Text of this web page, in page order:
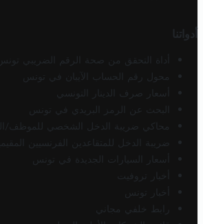
أدواتنا
أداة التحقق من صحة الرقم الضريبي تونس
محول رقم الحساب الآيبان في تونس
أسعار صرف الدينار التونسي
البحث عن الرمز البريدي في تونس
محاكي ضريبة الدخل الشخصي للموظف/
ضريبة الدخل للمتقاعدين الفرنسيين
أسعار السيارات الجديدة في تونس
أخبار تروفيت
أخبار تونس
رابط خلفي مجاني